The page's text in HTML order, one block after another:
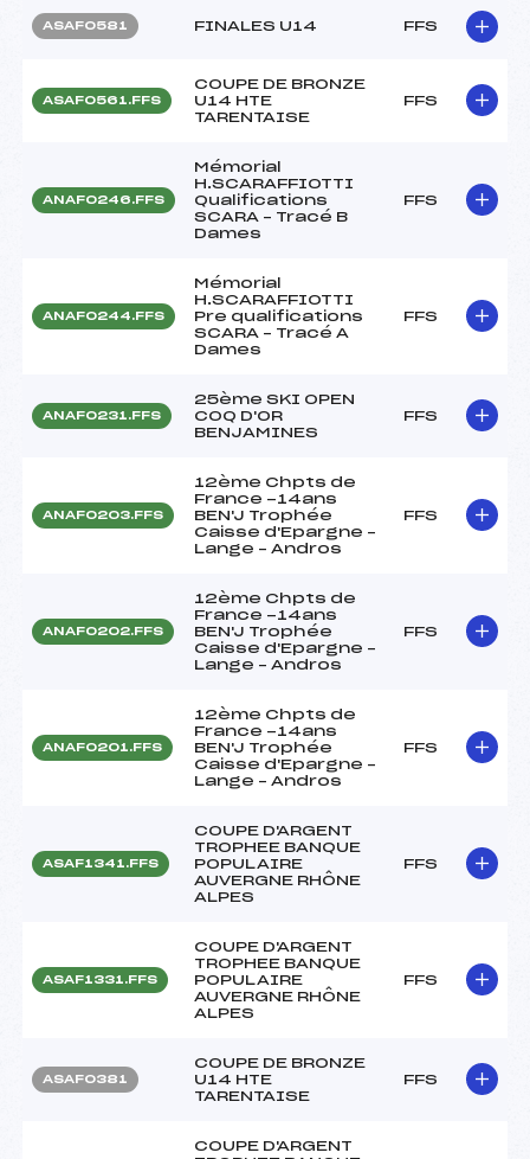
ASAF0581 FINALES U14 FFS
ASAF0561.FFS
COUPE DE BRONZE
U14 HTE
TARENTAISE
FFS
ANAF0246.FFS
Mémorial
H.SCARAFFIOTTI
Qualifications
SCARA – Tracé B
Dames
FFS
ANAF0244.FFS
Mémorial
H.SCARAFFIOTTI
Pre qualifications
SCARA – Tracé A
Dames
FFS
ANAF0231.FFS
25ème SKI OPEN
COQ D'OR
BENJAMINES
FFS
ANAF0203.FFS
12ème Chpts de
France -14ans
BEN'J Trophée
Caisse d'Epargne –
Lange – Andros
FFS
ANAF0202.FFS
12ème Chpts de
France -14ans
BEN'J Trophée
Caisse d'Epargne –
Lange – Andros
FFS
ANAF0201.FFS
12ème Chpts de
France -14ans
BEN'J Trophée
Caisse d'Epargne –
Lange – Andros
FFS
ASAF1341.FFS
COUPE D'ARGENT
TROPHEE BANQUE
POPULAIRE
AUVERGNE RHÔNE
ALPES
FFS
ASAF1331.FFS
COUPE D'ARGENT
TROPHEE BANQUE
POPULAIRE
AUVERGNE RHÔNE
ALPES
FFS
ASAF0381
COUPE DE BRONZE
U14 HTE
TARENTAISE
FFS
COUPE D'ARGENT